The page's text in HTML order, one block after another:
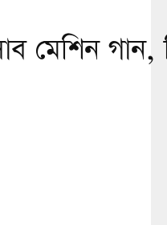
মেশিন গান,